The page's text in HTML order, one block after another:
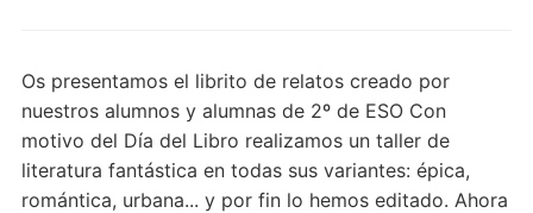
Os presentamos el librito de relatos creado por
nuestros alumnos y alumnas de 2º de ESO Con
motivo del Día del Libro realizamos un taller de
literatura fantástica en todas sus variantes: épica,
romántica, urbana... y por fin lo hemos editado. Ahora